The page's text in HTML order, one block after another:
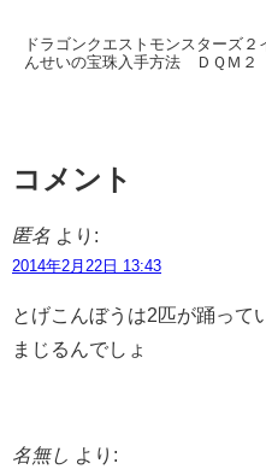
ドラゴンクエストモンスターズ２
んせいの宝珠入手方法 ＤＱＭ２
コメント
匿名 より:
2014年2月22日 13:43
とげこんぼうは2匹が踊って
まじるんでしょ
名無し より: